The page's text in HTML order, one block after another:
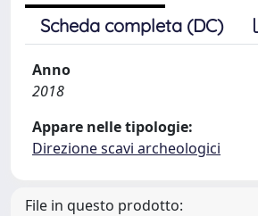
Scheda completa (DC)
Anno
2018
Appare nelle tipologie:
Direzione scavi archeologici
File in questo prodotto: